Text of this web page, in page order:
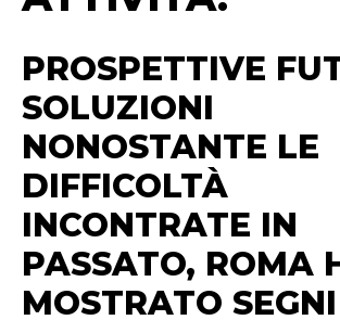
PROSPETTIVE
SOLUZIONI
NONOSTANTE LE
DIFFICOLTÀ
INCONTRATE IN
PASSATO, ROMA
MOSTRATO